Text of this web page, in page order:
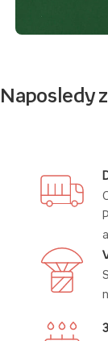
Naposledy